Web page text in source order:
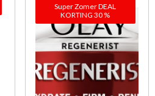
Super Zomer DEAL
KORTING 30 %